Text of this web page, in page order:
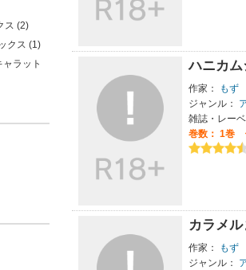
ス (2)
クス (1)
ラット
ハニカム
作家：
もず
ジャンル：
雑誌・レーベ
巻数： 1巻
カラメ
作家：
もず
ジャンル：